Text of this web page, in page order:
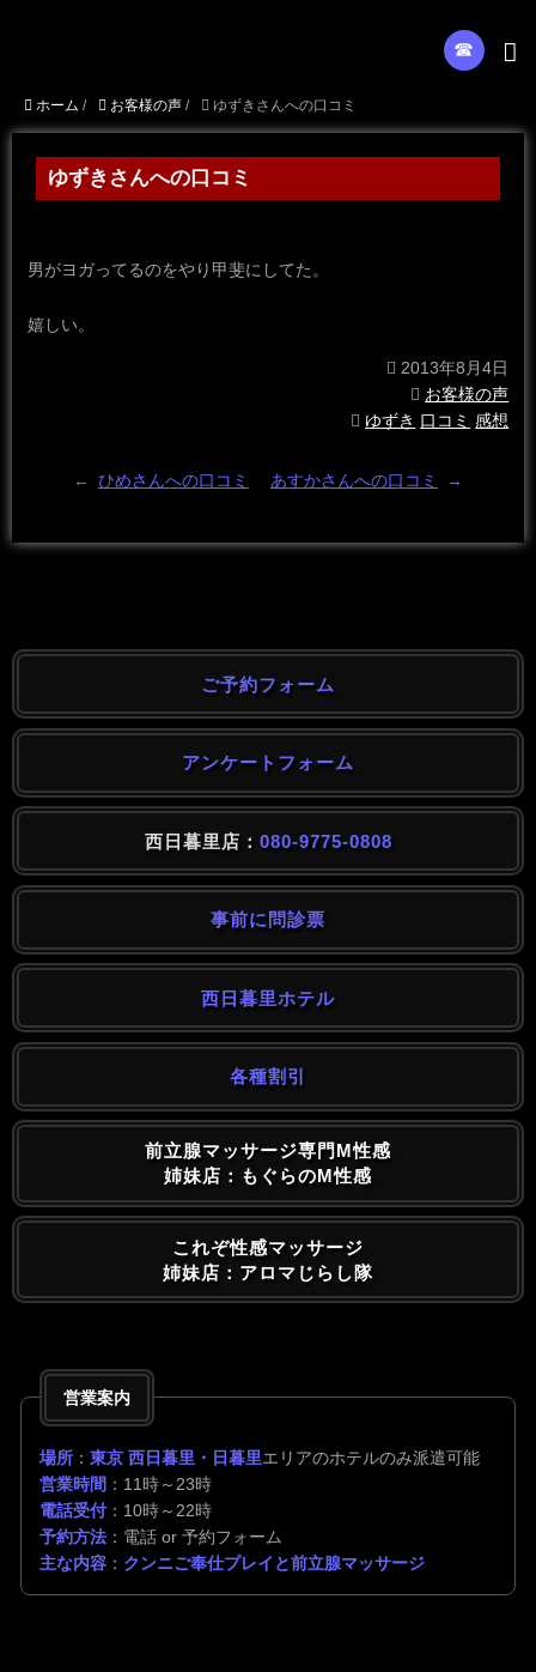
☎︎
ホーム / お客様の声 / ゆずきさんへの口コミ
ゆずきさんへの口コミ
男がヨガってるのをやり甲斐にしてた。
嬉しい。
2013年8月4日
お客様の声
ゆずき 口コミ 感想
← ひめさんへの口コミ あすかさんへの口コミ →
ご予約フォーム
アンケートフォーム
西日暮里店： 080-9775-0808
事前に問診票
西日暮里ホテル
各種割引
前立腺マッサージ専門M性感
姉妹店：もぐらのM性感
これぞ性感マッサージ
姉妹店：アロマじらし隊
営業案内
場所 ： 東京 西日暮里・日暮里エリアのホテルのみ派遣可能
営業時間 ：11時～23時
電話受付：10時～22時
予約方法 ：電話 or 予約フォーム
主な内容 ： クンニご奉仕プレイと前立腺マッサージ